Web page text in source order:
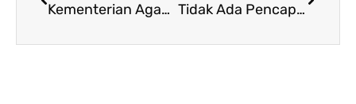
Kementerian Agama: Tantangan dan Dinamika Globalisasi di Abad ke-21 Tidak Ada Pencapaian, yang Tidak di Rencanakan